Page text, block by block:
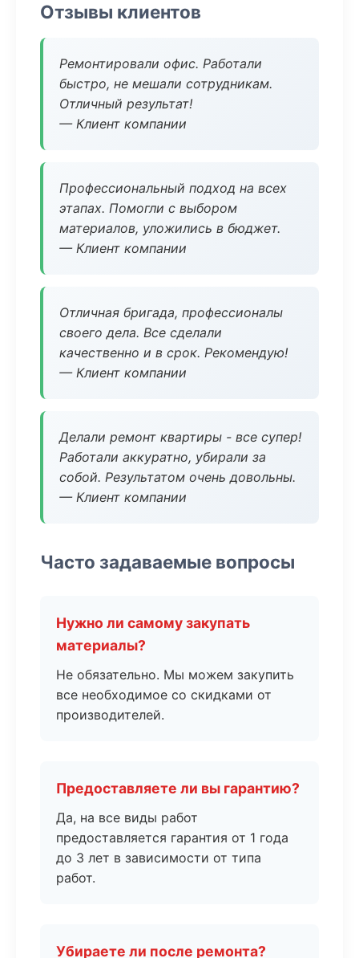
Отзывы клиентов
Ремонтировали офис. Работали
быстро, не мешали сотрудникам.
Отличный результат!
— Клиент компании
Профессиональный подход на всех
этапах. Помогли с выбором
материалов, уложились в бюджет.
— Клиент компании
Отличная бригада, профессионалы
своего дела. Все сделали
качественно и в срок. Рекомендую!
— Клиент компании
Делали ремонт квартиры - все супер!
Работали аккуратно, убирали за
собой. Результатом очень довольны.
— Клиент компании
Часто задаваемые вопросы
Нужно ли самому закупать
материалы?
Не обязательно. Мы можем закупить
все необходимое со скидками от
производителей.
Предоставляете ли вы гарантию?
Да, на все виды работ
предоставляется гарантия от 1 года
до 3 лет в зависимости от типа
работ.
Убираете ли после ремонта?